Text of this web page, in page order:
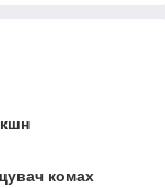
комах